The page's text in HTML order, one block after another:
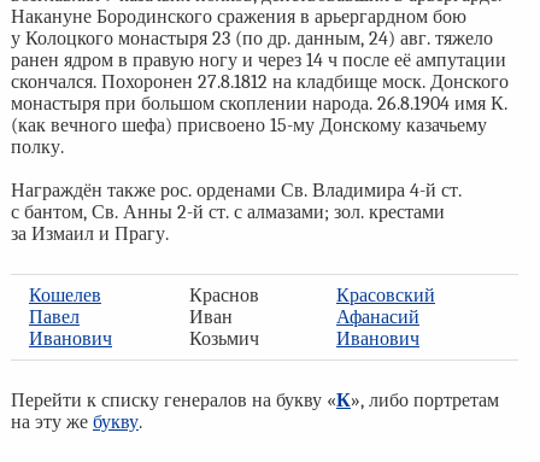
Накануне Бородинского сражения в арьергардном бою
у Колоцкого монастыря 23 (по др. данным, 24) авг. тяжело
ранен ядром в правую ногу и через 14 ч после её ампутации
скончался. Похоронен 27.8.1812 на кладбище моск. Донского
монастыря при большом скоплении народа. 26.8.1904 имя К.
(как вечного шефа) присвоено 15-му Донскому казачьему
полку.
Награждён также рос. орденами Св. Владимира 4-й ст.
с бантом, Св. Анны 2-й ст. с алмазами; зол. крестами
за Измаил и Прагу.
Кошелев
Павел
Иванович
Краснов
Иван
Козьмич
Красовский
Афанасий
Иванович
Перейти к списку генералов на букву «К», либо портретам
на эту же букву.